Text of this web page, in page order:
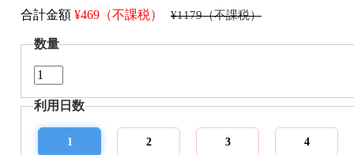
合計金額 ¥469（不課税） ¥1179（不課税）
数量
利用日数
1 2 3 4